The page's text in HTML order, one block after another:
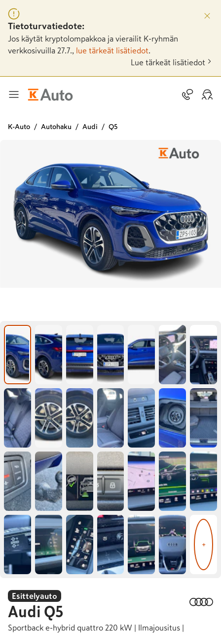
Tietoturvatiedote:
Jos käytät kryptolompakkoa ja vierailit K-ryhmän
verkkosivuilla 27.7.,
lue tärkeät lisätiedot
Lue tärkeät lisätiedot
K-Auto Autohaku Audi Q5
+
Esittelyauto
Audi Q5
Sportback e-hybrid quattro 220 kW | Ilmajousitus |